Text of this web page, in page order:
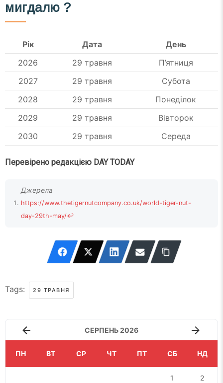
мигдалю ?
Рік Дата
День
2026
29 травня
П’ятниця
2027
29 травня
Субота
2028
29 травня
Понеділок
2029
29 травня
Вівторок
2030
29 травня Середа
Перевірено редакцією DAY TODAY
https://www.thetigernutcompany.co.uk/world-tiger-nut-
day-29th-may/↩
Tags: 29 ТРАВНЯ
СЕРПЕНЬ 2026
ПН ВТ СР ЧТ ПТ СБ НД
1 2